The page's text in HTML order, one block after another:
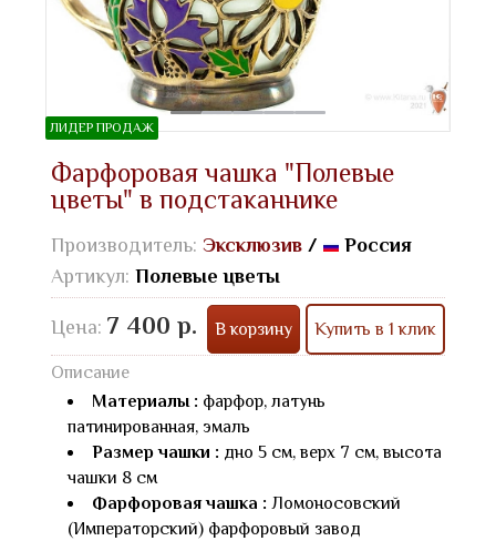
ЛИДЕР ПРОДАЖ
Фарфоровая чашка "Полевые
цветы" в подстаканнике
Производитель: Эксклюзив /
Россия
Артикул: Полевые цветы
Цена: 7 400 р. В корзину Купить в 1 клик
Описание
Материалы : фарфор, латунь
патинированная, эмаль
Размер чашки : дно 5 см, верх 7 см, высота
чашки 8 см
Фарфоровая чашка : Ломоносовский
(Императорский) фарфоровый завод